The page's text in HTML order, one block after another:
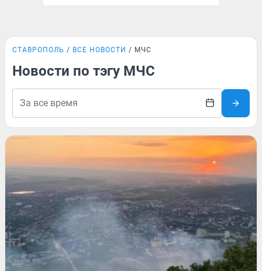
СТАВРОПОЛЬ ВСЕ НОВОСТИ МЧС
Новости по тэгу МЧС